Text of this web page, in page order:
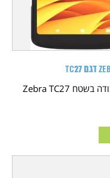
Zebra TC27 – מסופון חכם ועמיד לעבודה בשטח Zebra TC27